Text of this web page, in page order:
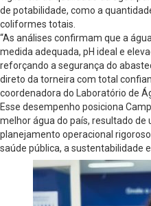
de potabilidade, como a
coliformes totais.
“As análises confirmam que a
medida adequada, pH ideal e
reforçando a segurança do
direto da torneira com total
coordenadora do Laboratório de
Esse desempenho posiciona
melhor água do país, resultado
planejamento operacional
saúde pública, a sustentabilidade